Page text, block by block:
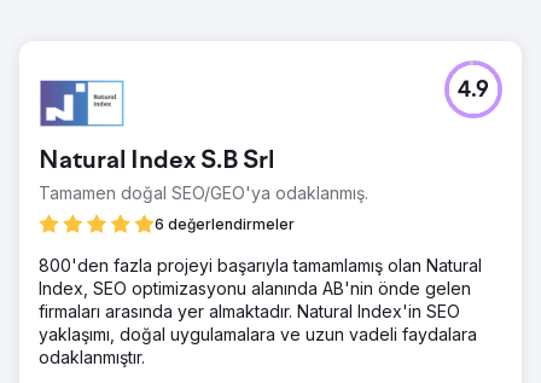
Natural Index S.B Srl
Tamamen doğal SEO/GEO'ya odaklanmış.
6 değerlendirmeler
4.9
800'den fazla projeyi başarıyla tamamlamış olan Natural
Index, SEO optimizasyonu alanında AB'nin önde gelen
firmaları arasında yer almaktadır. Natural Index'in SEO
yaklaşımı, doğal uygulamalara ve uzun vadeli faydalara
odaklanmıştır.